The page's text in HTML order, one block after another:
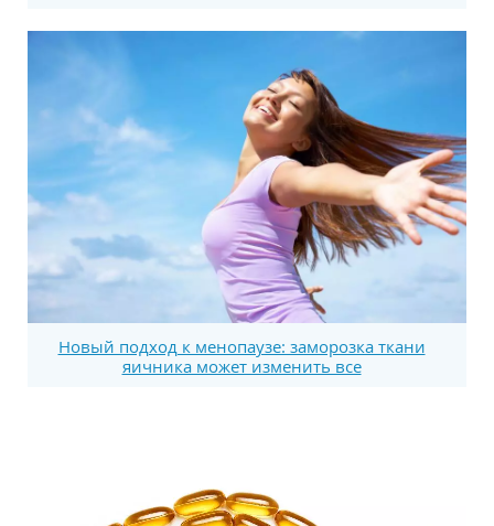
Новый подход к менопаузе: заморозка ткани
яичника может изменить все